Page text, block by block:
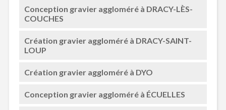
Conception gravier aggloméré à DRACY-LÈS-
COUCHES
Création gravier aggloméré à DRACY-SAINT-
LOUP
Création gravier aggloméré à DYO
Conception gravier aggloméré à ÉCUELLES